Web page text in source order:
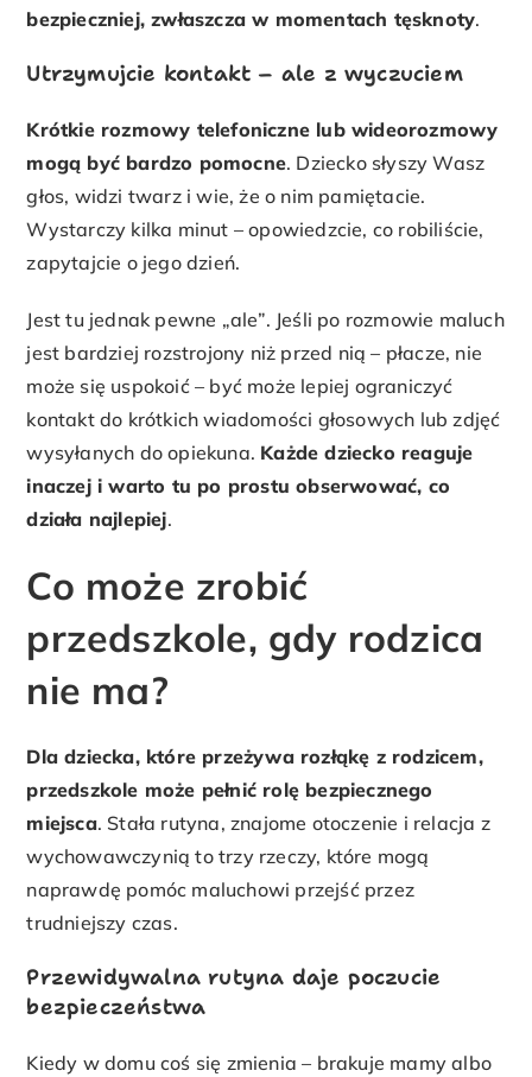
bezpieczniej, zwłaszcza w momentach tęsknoty.
Utrzymujcie kontakt – ale z wyczuciem
Krótkie rozmowy telefoniczne lub wideorozmowy
mogą być bardzo pomocne. Dziecko słyszy Wasz
głos, widzi twarz i wie, że o nim pamiętacie.
Wystarczy kilka minut – opowiedzcie, co robiliście,
zapytajcie o jego dzień.
Jest tu jednak pewne „ale”. Jeśli po rozmowie maluch
jest bardziej rozstrojony niż przed nią – płacze, nie
może się uspokoić – być może lepiej ograniczyć
kontakt do krótkich wiadomości głosowych lub zdjęć
wysyłanych do opiekuna. Każde dziecko reaguje
inaczej i warto tu po prostu obserwować, co
działa najlepiej.
Co może zrobić
przedszkole, gdy rodzica
nie ma?
Dla dziecka, które przeżywa rozłąkę z rodzicem,
przedszkole może pełnić rolę bezpiecznego
miejsca. Stała rutyna, znajome otoczenie i relacja z
wychowawczynią to trzy rzeczy, które mogą
naprawdę pomóc maluchowi przejść przez
trudniejszy czas.
Przewidywalna rutyna daje poczucie
bezpieczeństwa
Kiedy w domu coś się zmienia – brakuje mamy albo